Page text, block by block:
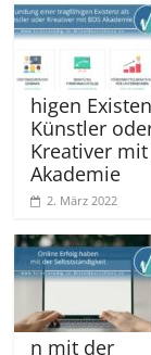
higen
Künstler
Kreativer mit
Akademie
2. März 2022
n mit der